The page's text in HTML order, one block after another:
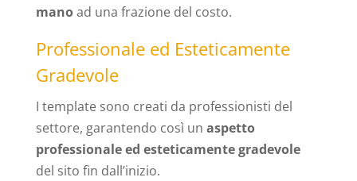
manoad una frazione del costo.
Professionale ed Esteticamente
Gradevole
I template sono creati da professionisti del
settore, garantendo così un aspetto
professionale ed esteticamente gradevole
del sito fin dall’inizio.